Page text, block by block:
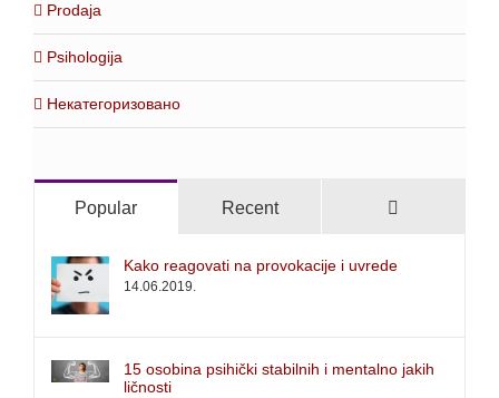
Prodaja
Psihologija
Некатегоризовано
Popular Recent
Kako reagovati na provokacije i uvrede
14.06.2019.
15 osobina psihički stabilnih i mentalno jakih
ličnosti